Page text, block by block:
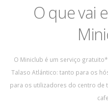
O que vai
O Miniclub é um serviço
Talaso Atlántico: tanto para os
para os utilizadores do centro de